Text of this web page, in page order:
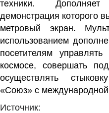
техники.
демонстрация которого
метровый экран.
использованием
посетителям
космосе, совершать
осуществлять
«Союз» с международной
Источник: